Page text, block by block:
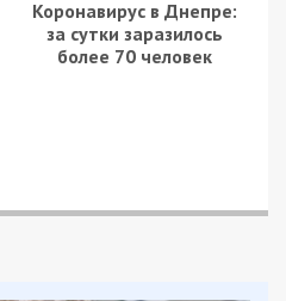
Коронавирус в Днепре:
за сутки заразилось
более 70 человек